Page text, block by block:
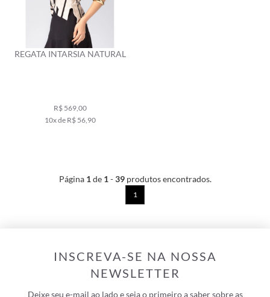
REGATA INTARSIA NATURAL
R$ 569,00
10x de R$ 56,90
Página 1de 1-39produtos encontrados.
1
INSCREVA-SE NA NOSSA
NEWSLETTER
Deixe seu e-mail ao lado e seja o primeiro a saber sobre as